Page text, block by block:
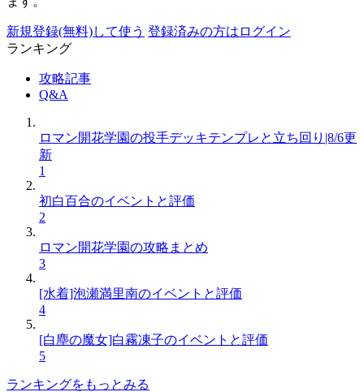
新規登録(無料)して使う 登録済みの方はログイン
ランキング
攻略記事
Q&A
ロマン開花学園の投手デッキテンプレと立ち回り|8/6更
新
1
初白百合のイベントと評価
2
ロマン開花学園の攻略まとめ
3
[水着]泡瀬満里南のイベントと評価
4
[白塵の魔女]白霧凍子のイベントと評価
5
ランキングをもっとみる